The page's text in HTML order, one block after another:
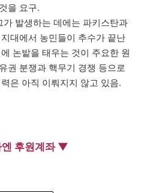
을 요구.
발생하는 데에는 파키스탄과
대에서 농민들이 추수가 끝난
논밭을 태우는 것이 주요한 원
권 분쟁과 핵무기 경쟁 등으로
은 아직 이뤄지지 않고 있음.
후원계좌 ▼